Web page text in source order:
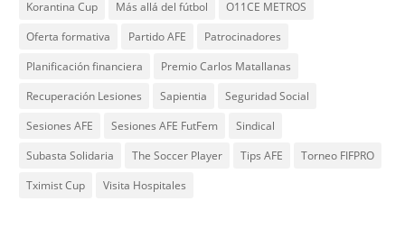
Korantina Cup
Más allá del fútbol
O11CE METROS
Oferta formativa
Partido AFE
Patrocinadores
Planificación financiera
Premio Carlos Matallanas
Recuperación Lesiones
Sapientia
Seguridad Social
Sesiones AFE
Sesiones AFE FutFem
Sindical
Subasta Solidaria
The Soccer Player Tips AFE
Torneo FIFPRO
Tximist Cup
Visita Hospitales